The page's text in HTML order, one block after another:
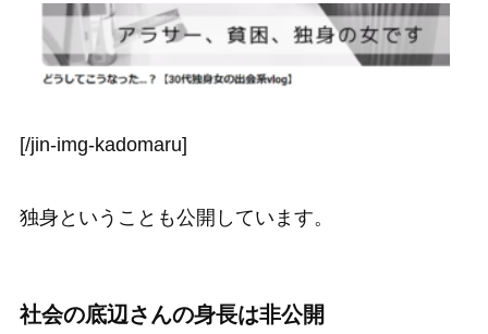
[/jin-img-kadomaru]
独身ということも公開しています。
社会の底辺さんの身長は非公開